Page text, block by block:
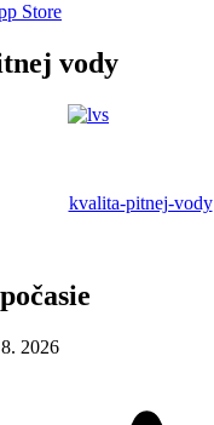
vody
kvalita-pitnej-vody
2026